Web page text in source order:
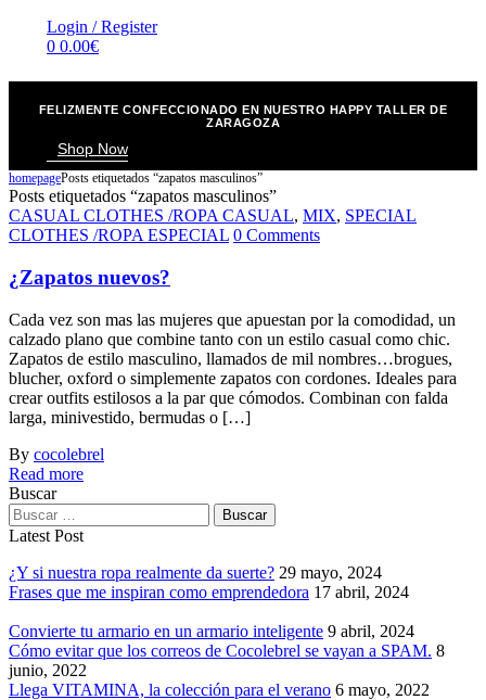
Menu
Login / Register
0 0.00€
FELIZMENTE CONFECCIONADO EN NUESTRO HAPPY TALLER DE
ZARAGOZA
Shop Now
homepagePosts etiquetados “zapatos masculinos”
Posts etiquetados “zapatos masculinos”
Categories
CASUAL CLOTHES /ROPA CASUAL, MIX, SPECIAL
CLOTHES /ROPA ESPECIAL 0 Comments
¿Zapatos nuevos?
Cada vez son mas las mujeres que apuestan por la comodidad, un
calzado plano que combine tanto con un estilo casual como chic.
Zapatos de estilo masculino, llamados de mil nombres…brogues,
blucher, oxford o simplemente zapatos con cordones. Ideales para
crear outfits estilosos a la par que cómodos. Combinan con falda
larga, minivestido, bermudas o […]
By cocolebrel
Read more
Buscar
Buscar:
Latest Post
¿Y si nuestra ropa realmente da suerte? 29 mayo, 2024
Frases que me inspiran como emprendedora 17 abril, 2024
Convierte tu armario en un armario inteligente 9 abril, 2024
Cómo evitar que los correos de Cocolebrel se vayan a SPAM. 8
junio, 2022
Llega VITAMINA, la colección para el verano 6 mayo, 2022